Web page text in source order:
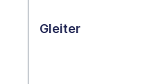
Gleiter